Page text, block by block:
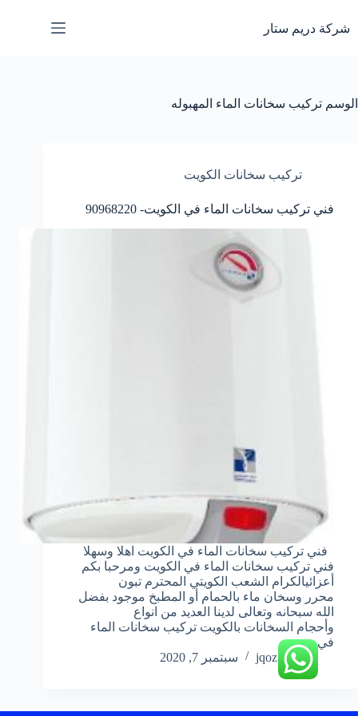
إلى
المحتوى
شركة دريم ستار
الوسم تركيب سخانات الماء المهبوله
تركيب سخانات الكويت
فني تركيب سخانات الماء في الكويت- 90968220
فني تركيب سخانات الماء في الكويت اهلا وسهلا
فني تركيب سخانات الماء في الكويت ومرحبا بكم
أعزائيالكرام الشعب الكويتي المحترم تبون
محرر وسخان ماء بالحمام أو المطبخ موجود بفضل
الله سبحانه وتعالى لدينا العديد من انواع
وأحجام السخانات بالكويت تركيب سخانات الماء
في…
jqoz51ek
سبتمبر 7, 2020